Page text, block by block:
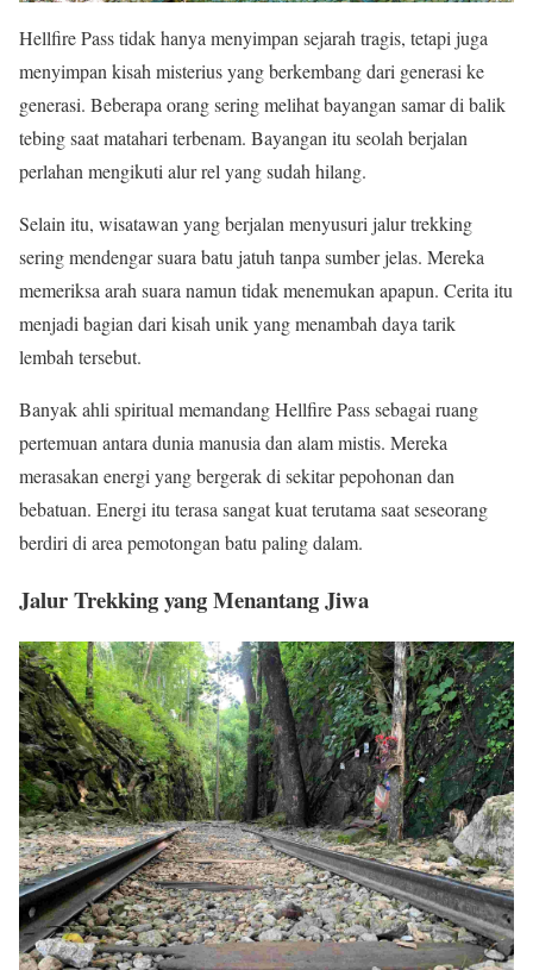
Hellfire Pass tidak hanya menyimpan sejarah tragis, tetapi juga
menyimpan kisah misterius yang berkembang dari generasi ke
generasi. Beberapa orang sering melihat bayangan samar di balik
tebing saat matahari terbenam. Bayangan itu seolah berjalan
perlahan mengikuti alur rel yang sudah hilang.
Selain itu, wisatawan yang berjalan menyusuri jalur trekking
sering mendengar suara batu jatuh tanpa sumber jelas. Mereka
memeriksa arah suara namun tidak menemukan apapun. Cerita itu
menjadi bagian dari kisah unik yang menambah daya tarik
lembah tersebut.
Banyak ahli spiritual memandang Hellfire Pass sebagai ruang
pertemuan antara dunia manusia dan alam mistis. Mereka
merasakan energi yang bergerak di sekitar pepohonan dan
bebatuan. Energi itu terasa sangat kuat terutama saat seseorang
berdiri di area pemotongan batu paling dalam.
Jalur Trekking yang Menantang Jiwa